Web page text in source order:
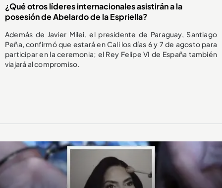
¿Qué otros líderes internacionales asistirán a la
posesión de Abelardo de la Espriella?
Además de Javier Milei, el presidente de Paraguay, Santiago
Peña, confirmó que estará en Cali los días 6 y 7 de agosto para
participar en la ceremonia; el Rey Felipe VI de España también
viajará al compromiso.